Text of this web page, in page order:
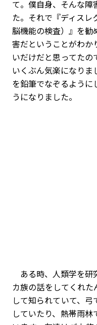
て。僕自身、そんな障
た。それで『ディス
脳機能の検査）』を勧
害だということがわか
いだけだと思ってたの
いくぶん気楽になり
を鉛筆でなぞるように
うになりました。
ある時、人類学を研
カ族の話をしてくれた
して知られていて、
していたり、熱帯雨